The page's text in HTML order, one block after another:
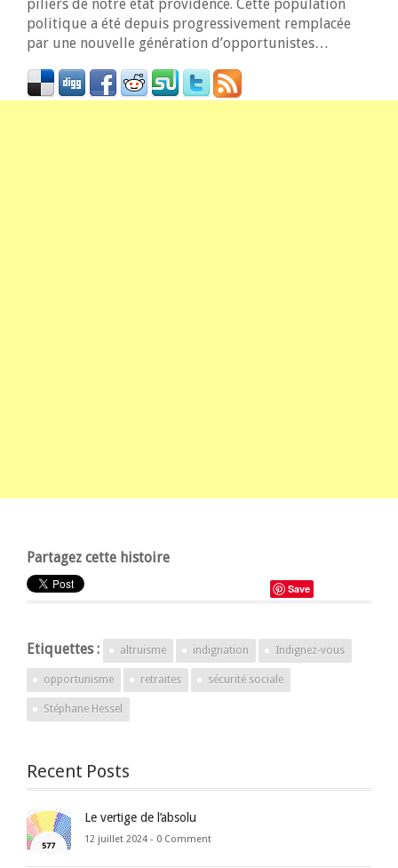
piliers de notre état providence. Cette population
politique a été depuis progressivement remplacée
par une nouvelle génération d’opportunistes…
Partagez cette histoire
Save
Etiquettes : altruisme indignation Indignez-vous
opportunisme retraites sécurité sociale
Stéphane Hessel
Recent Posts
Le vertige de l’absolu
12 juillet 2024 - 0 Comment